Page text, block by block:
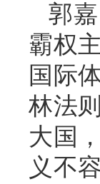
郭
霸权
国际
林法
大国
义不